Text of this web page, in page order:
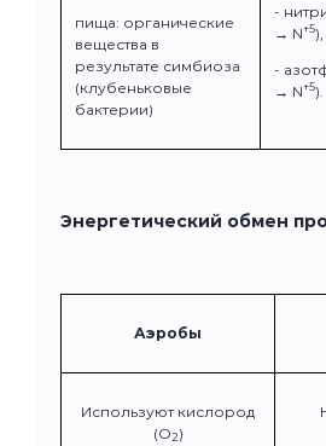
-
→ N+5),
-
→ N+5).
пища: органические
вещества в
результате симбиоза
(клубеньковые
бактерии)
Энергетический обмен
Аэробы
Используют кислород
(О2)